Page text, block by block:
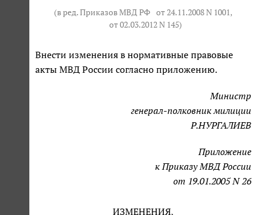
(в ред. Приказов МВД РФ от 24.11.2008 N 1001,
от 02.03.2012 N 145)
Внести изменения в нормативные правовые
акты МВД России согласно приложению.
Министр
генерал-полковник милиции
Р.НУРГАЛИЕВ
Приложение
к Приказу МВД России
от 19.01.2005 N 26
ИЗМЕНЕНИЯ,